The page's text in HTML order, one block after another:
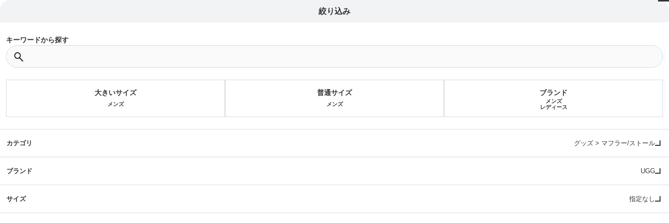
絞り込み
キーワードから探す
大きいサイズ
メンズ
普通サイズ
メンズ
ブランド
メンズ
レディース
カテゴリ グッズ > マフラー/ストール
ブランド UGG
サイズ 指定なし